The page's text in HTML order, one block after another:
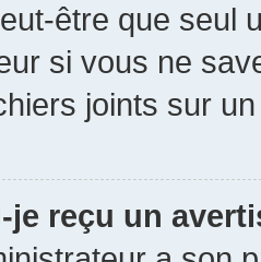
être que seul
si vous ne
joints sur
je reçu un